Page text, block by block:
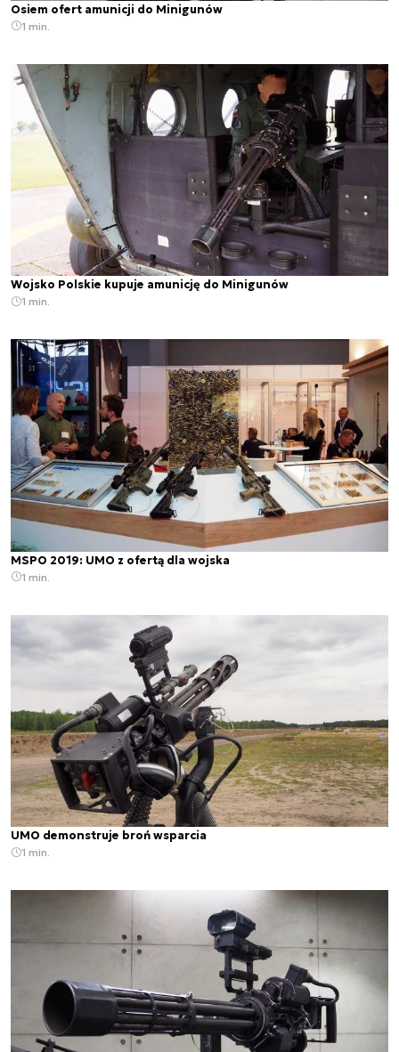
Osiem ofert amunicji do Minigunów
1 min.
Wojsko Polskie kupuje amunicję do Minigunów
1 min.
MSPO 2019: UMO z ofertą dla wojska
1 min.
UMO demonstruje broń wsparcia
1 min.